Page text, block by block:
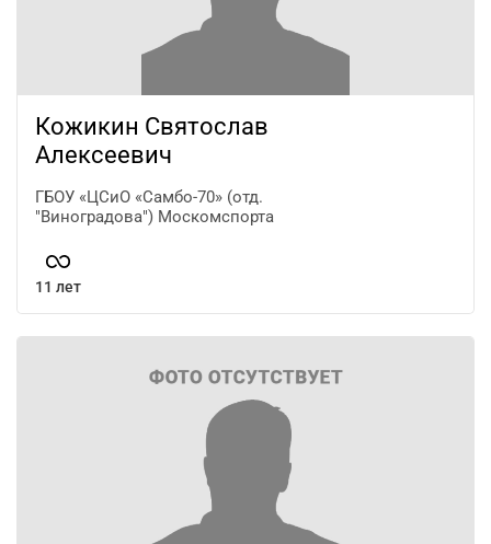
Кожикин Святослав
Алексеевич
ГБОУ «ЦСиО «Самбо-70» (отд.
"Виноградова") Москомспорта
11 лет